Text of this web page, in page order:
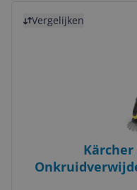
Vergelijken
Kärcher